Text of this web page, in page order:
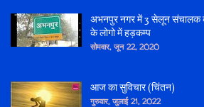
अभनपुर नगर में 3 सेलून संचालक
के लोगो में हड़कम्प
सोमवार, जून 22, 2020
आज का सुविचार (चिंतन)
गुरुवार, जुलाई 21, 2022